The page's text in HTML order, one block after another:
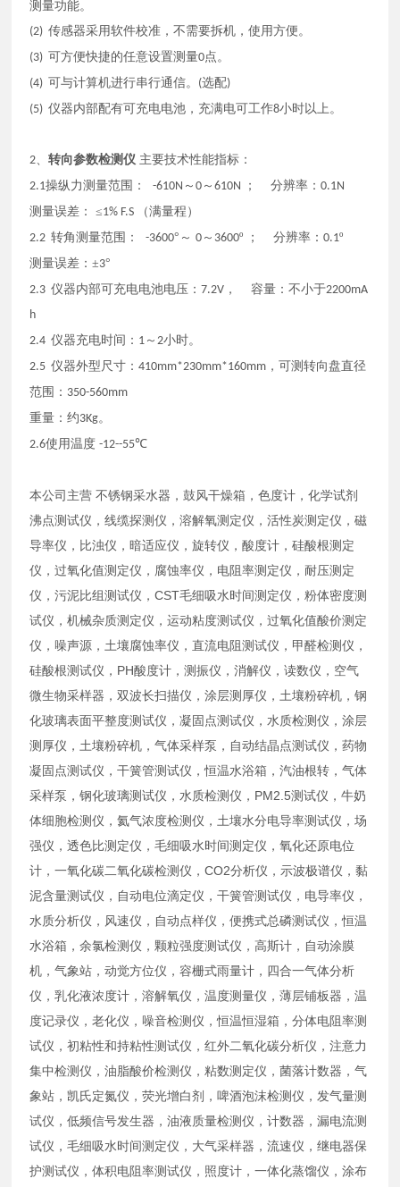
测量功能。
(2)传感器采用软件校准，不需要拆机，使用方便。
(3) 可方便快捷的任意设置测量0点。
(4) 可与计算机进行串行通信。 (选配)
(5)仪器内部配有可充电电池，充满电可工作8小时以上。
2 、转向参数检测仪 主要技术性能指标：
2.1操纵力测量范围：-610N ～0 ～610N ； 分辨率：0.1N
测量误差：
≤1% F.S
（满量程）
2.2转角测量范围：-3600°～0 ～ 3600º ； 分辨率：0.1º
测量误差：±3°
2.3仪器内部可充电电池电压：7.2V ， 容量：不小于2200mA
h
2.4仪器充电时间： 1 ～ 2小时。
2.5仪器外型尺寸：410mm*230mm*160mm ，可测转向盘直径
范围： 350-560mm
重量：约3Kg。
2.6使用温度-12--55℃
本公司主营 不锈钢采水器，鼓风干燥箱，色度计，化学试剂
沸点测试仪，线缆探测仪，溶解氧测定仪，活性炭测定仪，磁
导率仪，比浊仪，暗适应仪，旋转仪，酸度计，硅酸根测定
仪，过氧化值测定仪，腐蚀率仪，电阻率测定仪，耐压测定
仪，污泥比组测试仪，CST毛细吸水时间测定仪，粉体密度测
试仪，机械杂质测定仪，运动粘度测试仪，过氧化值酸价测定
仪，噪声源，土壤腐蚀率仪，直流电阻测试仪，甲醛检测仪，
硅酸根测试仪，PH酸度计，测振仪，消解仪，读数仪，空气
微生物采样器，双波长扫描仪，涂层测厚仪，土壤粉碎机，钢
化玻璃表面平整度测试仪，凝固点测试仪，水质检测仪，涂层
测厚仪，土壤粉碎机，气体采样泵，自动结晶点测试仪，药物
凝固点测试仪，干簧管测试仪，恒温水浴箱，汽油根转，气体
采样泵，钢化玻璃测试仪，水质检测仪，PM2.5测试仪，牛奶
体细胞检测仪，氦气浓度检测仪，土壤水分电导率测试仪，场
强仪，透色比测定仪，毛细吸水时间测定仪，氧化还原电位
计，一氧化碳二氧化碳检测仪，CO2分析仪，示波极谱仪，黏
泥含量测试仪，自动电位滴定仪，干簧管测试仪，电导率仪，
水质分析仪，风速仪，自动点样仪，便携式总磷测试仪，恒温
水浴箱，余氯检测仪，颗粒强度测试仪，高斯计，自动涂膜
机，气象站，动觉方位仪，容栅式雨量计，四合一气体分析
仪，乳化液浓度计，溶解氧仪，温度测量仪，薄层铺板器，温
度记录仪，老化仪，噪音检测仪，恒温恒湿箱，分体电阻率测
试仪，初粘性和持粘性测试仪，红外二氧化碳分析仪，注意力
集中检测仪，油脂酸价检测仪，粘数测定仪，菌落计数器，气
象站，凯氏定氮仪，荧光增白剂，啤酒泡沫检测仪，发气量测
试仪，低频信号发生器，油液质量检测仪，计数器，漏电流测
试仪，毛细吸水时间测定仪，大气采样器，流速仪，继电器保
护测试仪，体积电阻率测试仪，照度计，一体化蒸馏仪，涂布